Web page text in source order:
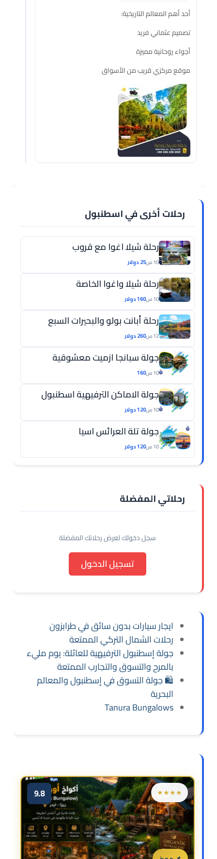
أحد أهم المعالم التاريخية:
تصميم عثماني فريد
أجواء روحانية مميزة
موقع مركزي قريب من الأسواق
رحلات أخرى في اسطنبول
رحلة شيلا اغوا مع قروب
10 س 25 دولار
رحلة شيلا واغوا الخاصة
10 س 160 دولار
رحلة أبانت بولو والبحيرات السبع
12 س 260 دولار
جولة سبانجا ازميت معشوقية
10 س 160
جولة الاماكن الترفيهية اسطنبول
10 س 120 دولار
جولة تلة العرائس اسيا
10 س 120 دولار
رحلاتي المفضلة
سجل دخولك لعرض رحلاتك المفضلة
تسجيل الدخول
ايجار سيارات بدون سائق في طرابزون
رحلات الشمال التركي الممتعة
جولة إسطنبول الترفيهية للعائلة: يوم مليء
بالمرح والتسوق والتجارب الممتعة
🛍️ جولة التسوق في إسطنبول والمعالم
البحرية
Tanura Bungalows
★★★★
9.8